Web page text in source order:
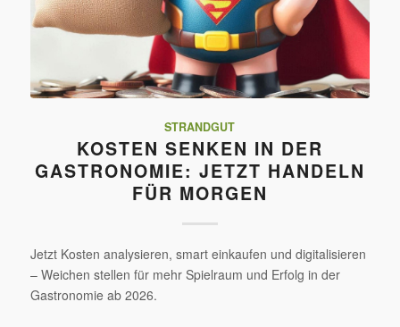
STRANDGUT
KOSTEN SENKEN IN DER
GASTRONOMIE: JETZT HANDELN
FÜR MORGEN
Jetzt Kosten analysieren, smart einkaufen und digitalisieren
– Weichen stellen für mehr Spielraum und Erfolg in der
Gastronomie ab 2026.